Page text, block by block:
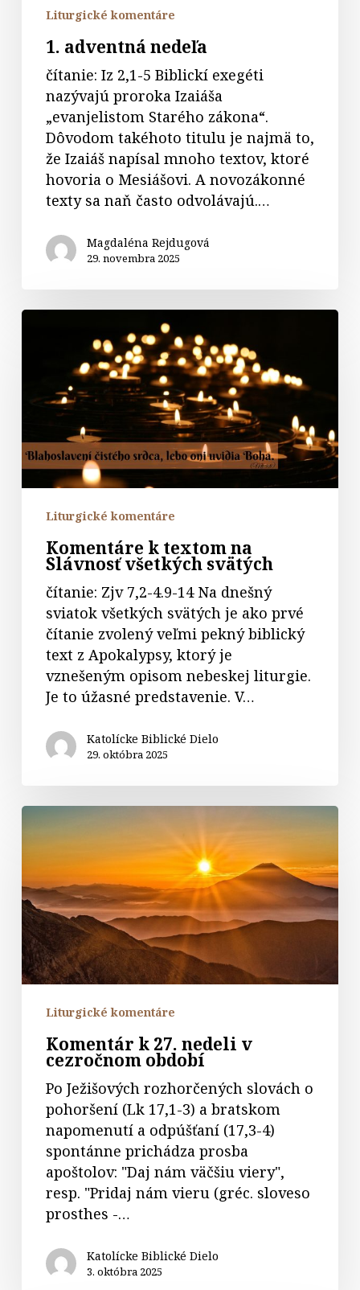
Liturgické komentáre
1. adventná nedeľa
čítanie: Iz 2,1-5 Biblickí exegéti
nazývajú proroka Izaiáša
„evanjelistom Starého zákona“.
Dôvodom takéhoto titulu je najmä to,
že Izaiáš napísal mnoho textov, ktoré
hovoria o Mesiášovi. A novozákonné
texty sa naň často odvolávajú.…
Magdaléna Rejdugová
29. novembra 2025
Komentáre
Slávnosť
všetkých
svätých
Liturgické komentáre
Komentáre k textom na
Slávnosť všetkých svätých
čítanie: Zjv 7,2-4.9-14 Na dnešný
sviatok všetkých svätých je ako prvé
čítanie zvolený veľmi pekný biblický
text z Apokalypsy, ktorý je
vznešeným opisom nebeskej liturgie.
Je to úžasné predstavenie. V…
Katolícke Biblické Dielo
29. októbra 2025
Komentár
k
27.
nedeli
v
cezročnom
období
Liturgické komentáre
Komentár k 27. nedeli v
cezročnom období
Po Ježišových rozhorčených slovách o
pohoršení (Lk 17,1-3) a bratskom
napomenutí a odpúšťaní (17,3-4)
spontánne prichádza prosba
apoštolov: "Daj nám väčšiu viery",
resp. "Pridaj nám vieru (gréc. sloveso
prosthes -…
Katolícke Biblické Dielo
3. októbra 2025